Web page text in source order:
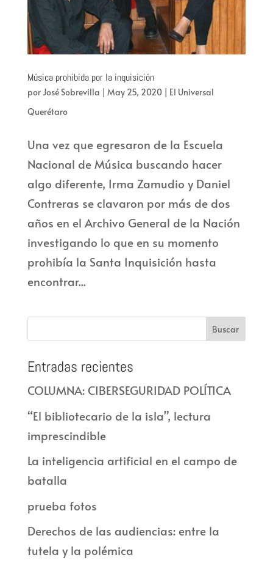
Música prohibida por la inquisición
porJosé Sobrevilla May 25, 2020| El Universal
Querétaro
Una vez que egresaron de la Escuela
Nacional de Música buscando hacer
algo diferente, Irma Zamudio y Daniel
Contreras se clavaron por más de dos
años en el Archivo General de la Nación
investigando lo que en su momento
prohibía la Santa Inquisición hasta
encontrar...
Entradas recientes
COLUMNA: CIBERSEGURIDAD POLÍTICA
“El bibliotecario de la isla”, lectura
imprescindible
La inteligencia artificial en el campo de
batalla
prueba fotos
Derechos de las audiencias: entre la
tutela y la polémica